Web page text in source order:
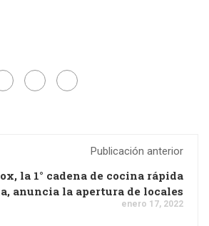
Publicación anterior
la 1° cadena de cocina rápida
anuncia la apertura de locales
enero 17, 2022